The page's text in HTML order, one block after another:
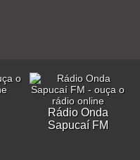
Rádio Onda
Sapucaí FM